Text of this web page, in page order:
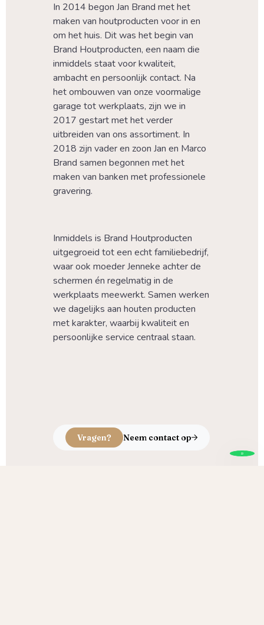
In 2014 begon Jan Brand met het
maken van houtproducten voor in en
om het huis. Dit was het begin van
Brand Houtproducten, een naam die
inmiddels staat voor kwaliteit,
ambacht en persoonlijk contact. Na
het ombouwen van onze voormalige
garage tot werkplaats, zijn we in
2017 gestart met het verder
uitbreiden van ons assortiment. In
2018 zijn vader en zoon Jan en Marco
Brand samen begonnen met het
maken van banken met professionele
gravering.
Inmiddels is Brand Houtproducten
uitgegroeid tot een echt familiebedrijf,
waar ook moeder Jenneke achter de
schermen én regelmatig in de
werkplaats meewerkt. Samen werken
we dagelijks aan houten producten
met karakter, waarbij kwaliteit en
persoonlijke service centraal staan.
Vragen? Neem contact op